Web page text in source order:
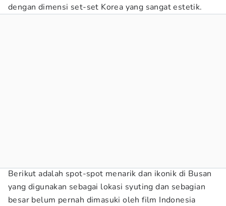
dengan dimensi set-set Korea yang sangat estetik.
Berikut adalah spot-spot menarik dan ikonik di Busan
yang digunakan sebagai lokasi syuting dan sebagian
besar belum pernah dimasuki oleh film Indonesia